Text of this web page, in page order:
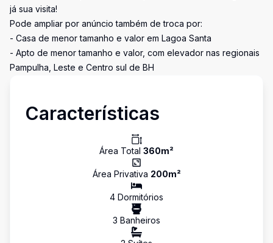
já sua visita!
Pode ampliar por anúncio também de troca por:
- Casa de menor tamanho e valor em Lagoa Santa
- Apto de menor tamanho e valor, com elevador nas regionais
Pampulha, Leste e Centro sul de BH
Características
Área Total 360m²
Área Privativa 200m²
4 Dormitórios
3 Banheiros